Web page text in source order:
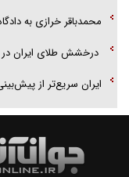
محمدباقر خرازی به
درخشش طلای ایران
ایران سریع‌تر از